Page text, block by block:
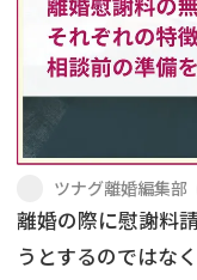
ツナグ離婚編集部
離婚の際に慰謝料
うとするのではな